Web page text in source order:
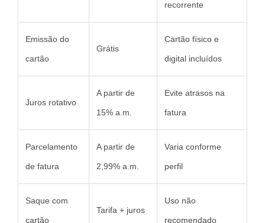
recorrente
Emissão do
cartão
Grátis
Cartão físico e
digital incluídos
Juros rotativo
A partir de
15% a.m.
Evite atrasos na
fatura
Parcelamento
de fatura
A partir de
2,99% a.m.
Varia conforme
perfil
Saque com
cartão
Tarifa + juros
Uso não
recomendado